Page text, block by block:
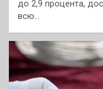
до 2,9 процента,
всю…